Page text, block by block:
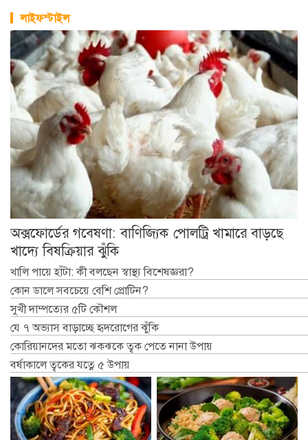
লাইফস্টাইল
অক্সফোর্ডের গবেষণা: বাণিজ্যিক পোলট্রি খামারে বাড়ছে
খাদ্যে বিষক্রিয়ার ঝুঁকি
খালি পায়ে হাঁটা: কী বলছেন স্বাস্থ্য বিশেষজ্ঞরা?
কোন ডালে সবচেয়ে বেশি প্রোটিন?
সুখী দাম্পত্যের ৫টি কৌশল
যে ৭ অভ্যাস বাড়াচ্ছে হৃদরোগের ঝুঁকি
কোরিয়ানদের মতো ঝকঝকে ত্বক পেতে নানা উপায়
বর্ষাকালে ত্বকের যত্নে ৫ উপায়